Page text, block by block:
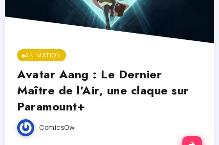
ANIMATION
Avatar Aang : Le Dernier
Maître de l’Air, une claque sur
Paramount+
ComicsOwl